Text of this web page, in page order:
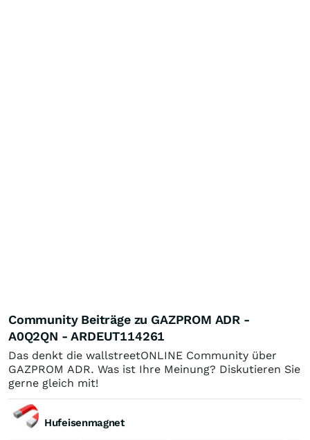
Community Beiträge zu GAZPROM ADR -
A0Q2QN - ARDEUT114261
Das denkt die wallstreetONLINE Community über
GAZPROM ADR. Was ist Ihre Meinung? Diskutieren Sie
gerne gleich mit!
Hufeisenmagnet